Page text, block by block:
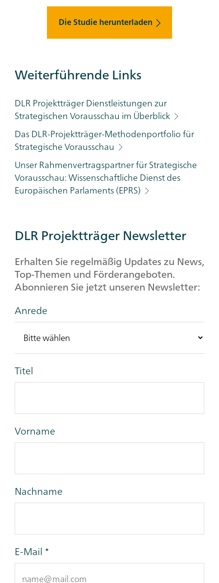
Die Studie herunterladen
Additional
Links
Category
Weiterführende Links
DLR Projektträger Dienstleistungen zur
Strategischen Vorausschau im Überblick
Das DLR-Projektträger-Methodenportfolio für
Strategische Vorausschau
Unser Rahmenvertragspartner für Strategische
Vorausschau: Wissenschaftliche Dienst des
Europäischen Parlaments (EPRS)
DLR Projektträger Newsletter
Erhalten Sie regelmäßig Updates zu News,
Top-Themen und Förderangeboten.
Abonnieren Sie jetzt unseren Newsletter:
Anrede
Titel
Vorname
Nachname
E-Mail